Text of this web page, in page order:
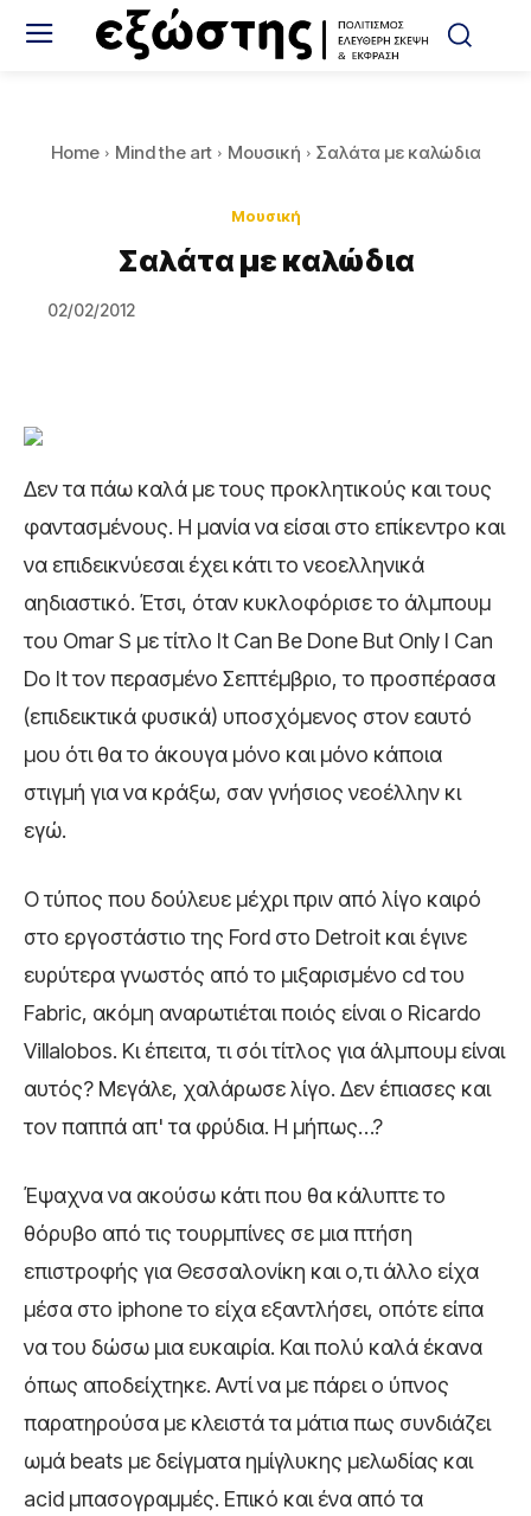
Home Mind the art Μουσική Σαλάτα με καλώδια
Μουσική
Σαλάτα με καλώδια
02/02/2012
Δεν τα πάω καλά με τους προκλητικούς και τους
φαντασμένους. Η μανία να είσαι στο επίκεντρο και
να επιδεικνύεσαι έχει κάτι το νεοελληνικά
αηδιαστικό. Έτσι, όταν κυκλοφόρισε το άλμπουμ
του Omar S με τίτλο It Can Be Done But Only I Can
Do It τον περασμένο Σεπτέμβριο, το προσπέρασα
(επιδεικτικά φυσικά) υποσχόμενος στον εαυτό
μου ότι θα το άκουγα μόνο και μόνο κάποια
στιγμή για να κράξω, σαν γνήσιος νεοέλλην κι
εγώ.
Ο τύπος που δούλευε μέχρι πριν από λίγο καιρό
στο εργοστάστιο της Ford στο Detroit και έγινε
ευρύτερα γνωστός από το μιξαρισμένο cd του
Fabric, ακόμη αναρωτιέται ποιός είναι ο Ricardo
Villalobos. Κι έπειτα, τι σόι τίτλος για άλμπουμ είναι
αυτός? Μεγάλε, χαλάρωσε λίγο. Δεν έπιασες και
τον παππά απ' τα φρύδια. Η μήπως…?
Έψαχνα να ακούσω κάτι που θα κάλυπτε το
θόρυβο από τις τουρμπίνες σε μια πτήση
επιστροφής για Θεσσαλονίκη και ο,τι άλλο είχα
μέσα στο iphone το είχα εξαντλήσει, οπότε είπα
να του δώσω μια ευκαιρία. Και πολύ καλά έκανα
όπως αποδείχτηκε. Αντί να με πάρει ο ύπνος
παρατηρούσα με κλειστά τα μάτια πως συνδιάζει
ωμά beats με δείγματα ημίγλυκης μελωδίας και
acid μπασογραμμές. Επικό και ένα από τα